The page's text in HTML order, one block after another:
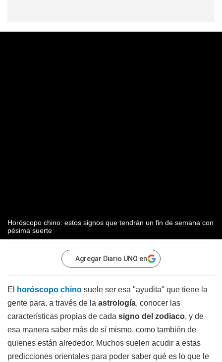
Horóscopo chino: estos signos que tendrán un fin de semana con
pésima suerte
Agregar Diario UNO en
El horóscopo chino suele ser esa "ayudita" que tiene la
gente para, a través de la astrología, conocer las
características propias de cada signo del zodiaco, y de
esa manera saber más de sí mismo, como también de
quienes están alrededor. Muchos suelen acudir a estas
predicciones orientales para poder saber qué es lo que le